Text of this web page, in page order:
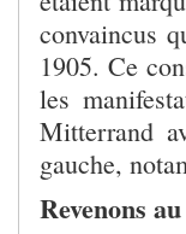
convaincus
1905. Ce
les
Mitterrand
gauche,
Revenons